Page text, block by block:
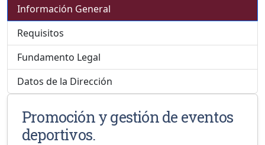
Información General
Requisitos
Fundamento Legal
Datos de la Dirección
Promoción y gestión de eventos
deportivos.